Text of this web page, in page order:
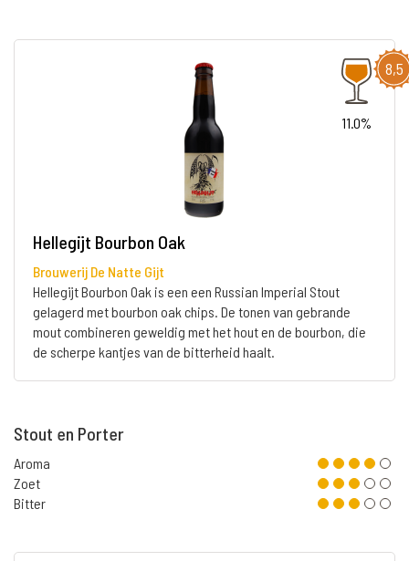
8,5
11.0%
Hellegijt Bourbon Oak
Brouwerij De Natte Gijt
Hellegijt Bourbon Oak is een een Russian Imperial Stout
gelagerd met bourbon oak chips. De tonen van gebrande
mout combineren geweldig met het hout en de bourbon, die
de scherpe kantjes van de bitterheid haalt.
Stout en Porter
Aroma
Zoet
Bitter